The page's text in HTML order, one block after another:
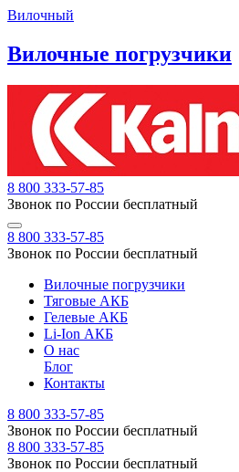
Вилочный
Вилочные погрузчики
8 800 333-57-85
Звонок по России бесплатный
8 800 333-57-85
Звонок по России бесплатный
Вилочные погрузчики
Тяговые АКБ
Гелевые АКБ
Li-Ion АКБ
О нас
Блог
Контакты
8 800 333-57-85
Звонок по России бесплатный
8 800 333-57-85
Звонок по России бесплатный